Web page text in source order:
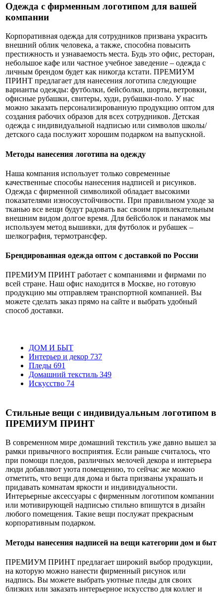
Одежда с фирменным логотипом для вашей
компании
Корпоративная одежда для сотрудников призвана украсить
внешний облик человека, а также, способна повысить
престижность и узнаваемость места. Будь это офис, ресторан,
небольшое кафе или частное учебное заведение – одежда с
личным брендом будет как никогда кстати. ПРЕМИУМ
ПРИНТ предлагает для нанесения логотипа следующие
варианты одежды: футболки, бейсболки, шорты, ветровки,
офисные рубашки, свитеры, худи, рубашки-поло. У нас
можно заказать персонализированную продукцию оптом для
создания рабочих образов для всех сотрудников. Детская
одежда с индивидуальной надписью или символов школы/
детского сада послужит хорошим подарком на выпускной.
Методы нанесения логотипа на одежду
Наша компания использует только современные
качественные способы нанесения надписей и рисунков.
Одежда с фирменной символикой обладает высокими
показателями износоустойчивости. При правильном уходе за
тканью все вещи будут радовать вас своим привлекательным
внешним видом долгое время. Для бейсболок и панамок мы
используем метод вышивки, для футболок и рубашек –
шелкография, термотрансфер.
Брендированная одежда оптом с доставкой по России
ПРЕМИУМ ПРИНТ работает с компаниями и фирмами по
всей стране. Наш офис находится в Москве, но готовую
продукцию мы отправляем транспортной компанией. Вы
можете сделать заказ прямо на сайте и выбрать удобный
способ доставки.
ДОМ И БЫТ
Интерьер и декор 737
Пледы 691
Домашний текстиль 349
Искусство 74
Стильные вещи с индивидуальным логотипом в
ПРЕМИУМ ПРИНТ
В современном мире домашний текстиль уже давно вышел за
рамки привычного восприятия. Если раньше считалось, что
при помощи пледов, различных мелочей декора и интерьера
люди добавляют уюта помещению, то сейчас же можно
отметить, что вещи для дома и быта призваны украшать и
придавать комнатам яркости и индивидуальности.
Интерьерные аксессуары с фирменным логотипом компании
или мотивирующей надписью стильно впишутся в дизайн
любого помещения. Такие вещи послужат прекрасным
корпоративным подарком.
Методы нанесения надписей на вещи категории дом и быт
ПРЕМИУМ ПРИНТ предлагает широкий выбор продукции,
на которую можно нанести фирменный рисунок или
надпись. Вы можете выбрать уютные пледы для своих
близких или заказать интерьерное искусство для коллег и